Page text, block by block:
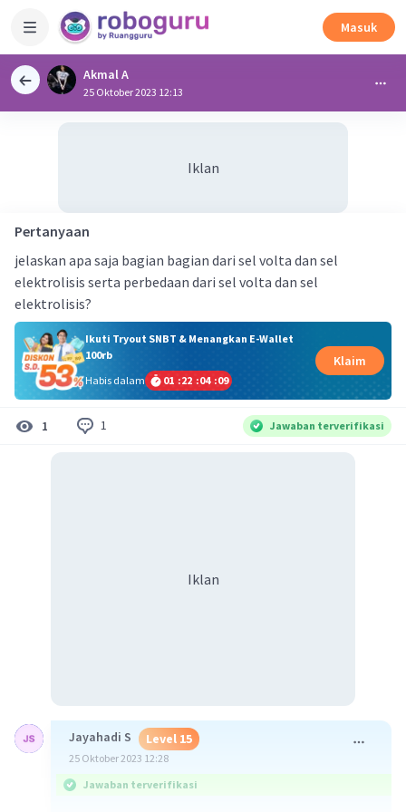
Masuk
Akmal A
25 Oktober 2023 12:13
Iklan
Pertanyaan
jelaskan apa saja bagian bagian dari sel volta dan sel
elektrolisis serta perbedaan dari sel volta dan sel
elektrolisis?
Ikuti Tryout SNBT & Menangkan E-Wallet
100rb
Habis dalam
01 :22 :04 :08
Klaim
1 1 Jawaban terverifikasi
Iklan
Jayahadi S Level 15
25 Oktober 2023 12:28
Jawaban terverifikasi